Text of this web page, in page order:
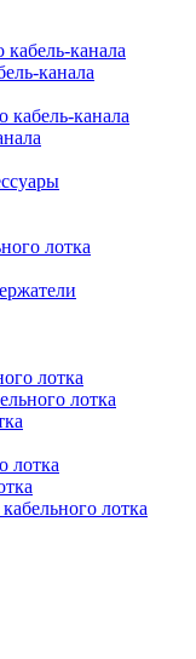
кабель-канала
канала
кабель-канала
лотка
лотка
лотка
лотка
лотка